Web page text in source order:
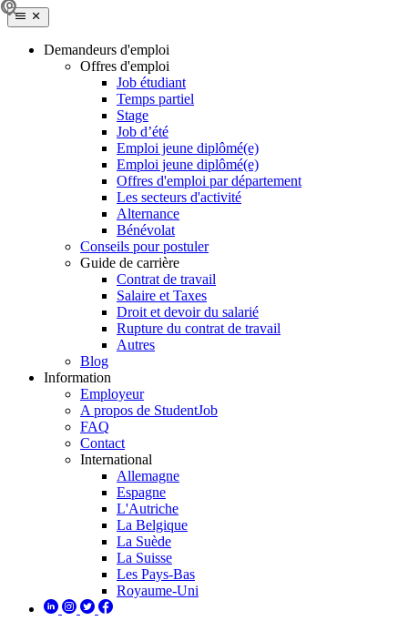
Demandeurs d'emploi
Offres d'emploi
Job étudiant
Temps partiel
Stage
Job d’été
Emploi jeune diplômé(e)
Emploi jeune diplômé(e)
Offres d'emploi par département
Les secteurs d'activité
Alternance
Bénévolat
Conseils pour postuler
Guide de carrière
Contrat de travail
Salaire et Taxes
Droit et devoir du salarié
Rupture du contrat de travail
Autres
Blog
Information
Employeur
A propos de StudentJob
FAQ
Contact
International
Allemagne
Espagne
L'Autriche
La Belgique
La Suède
La Suisse
Les Pays-Bas
Royaume-Uni